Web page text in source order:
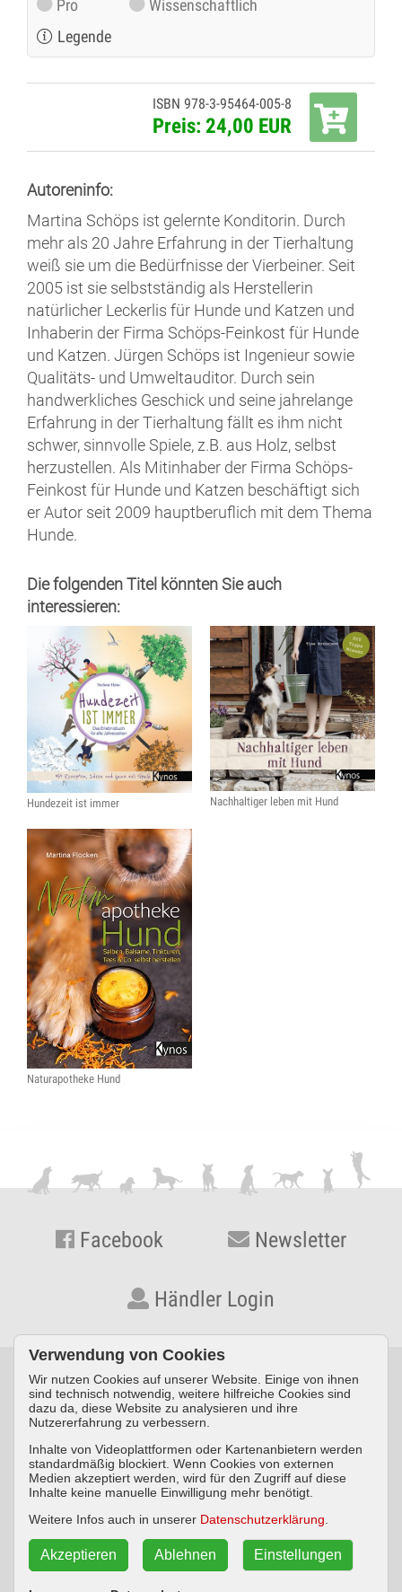
Pro
Wissenschaftlich
Legende
ISBN 978-3-95464-005-8
Preis: 24,00 EUR
Autoreninfo:
Martina Schöps ist gelernte Konditorin. Durch
mehr als 20 Jahre Erfahrung in der Tierhaltung
weiß sie um die Bedürfnisse der Vierbeiner. Seit
2005 ist sie selbstständig als Herstellerin
natürlicher Leckerlis für Hunde und Katzen und
Inhaberin der Firma Schöps-Feinkost für Hunde
und Katzen. Jürgen Schöps ist Ingenieur sowie
Qualitäts- und Umweltauditor. Durch sein
handwerkliches Geschick und seine jahrelange
Erfahrung in der Tierhaltung fällt es ihm nicht
schwer, sinnvolle Spiele, z.B. aus Holz, selbst
herzustellen. Als Mitinhaber der Firma Schöps-
Feinkost für Hunde und Katzen beschäftigt sich
er Autor seit 2009 hauptberuflich mit dem Thema
Hunde.
Die folgenden Titel könnten Sie auch
interessieren:
Hundezeit ist immer Nachhaltiger leben mit Hund
Naturapotheke Hund
Facebook Newsletter
Händler Login
© KYNOS VERLAG Dr. Dieter Fleig GmbH · Konrad-Zuse-Straße
3 · D-54552 Nerdlen/Daun ·Telefon: +49 (0) 6592 957389-0
Impressum Datenschutz
AGB
Vertrag widerrufen
Verwendung von Cookies
Wir nutzen Cookies auf unserer Website. Einige von ihnen
sind technisch notwendig, weitere hilfreiche Cookies sind
dazu da, diese Website zu analysieren und ihre
Nutzererfahrung zu verbessern.
Inhalte von Videoplattformen oder Kartenanbietern werden
standardmäßig blockiert. Wenn Cookies von externen
Medien akzeptiert werden, wird für den Zugriff auf diese
Inhalte keine manuelle Einwilligung mehr benötigt.
Weitere Infos auch in unserer Datenschutzerklärung
Einstellungen
Ablehnen
Akzeptieren